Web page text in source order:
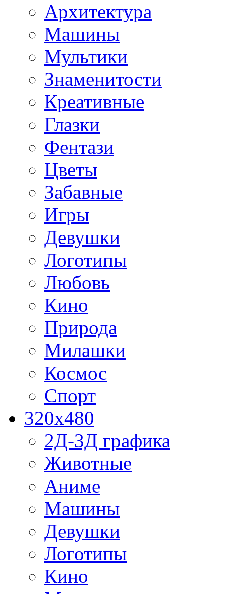
Архитектура
Машины
Мультики
Знаменитости
Креативные
Глазки
Фентази
Цветы
Забавные
Игры
Девушки
Логотипы
Любовь
Кино
Природа
Милашки
Космос
Спорт
320x480
2Д-3Д графика
Животные
Аниме
Машины
Девушки
Логотипы
Кино